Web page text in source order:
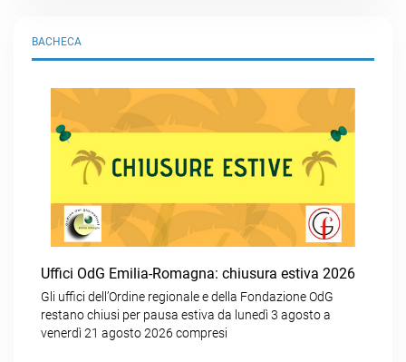
BACHECA
Uffici OdG Emilia-Romagna: chiusura estiva 2026
Gli uffici dell’Ordine regionale e della Fondazione OdG
restano chiusi per pausa estiva da lunedì 3 agosto a
venerdì 21 agosto 2026 compresi